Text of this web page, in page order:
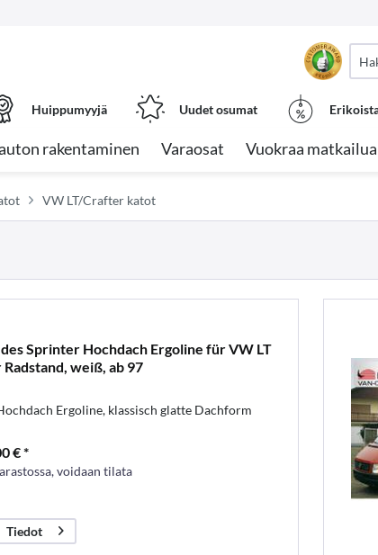
Huippumyyjä Uudet osumat
rakentaminen Varaosat Vuokraa
VW LT/Crafter katot
Sprinter Hochdach Ergoline für VW LT
weiß, ab 97
Ergoline, klassisch glatte Dachform
€ *
voidaan tilata
Tiedot